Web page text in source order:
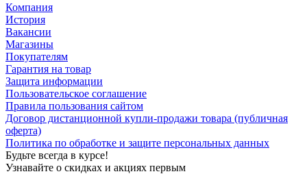
Компания
История
Вакансии
Магазины
Покупателям
Гарантия на товар
Защита информации
Пользовательское соглашение
Правила пользования сайтом
Договор дистанционной купли-продажи товара (публичная
оферта)
Политика по обработке и защите персональных данных
Будьте всегда в курсе!
Узнавайте о скидках и акциях первым